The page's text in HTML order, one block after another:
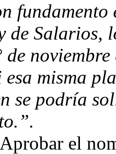
de Salarios,
de
misma
se podría
Aprobar el